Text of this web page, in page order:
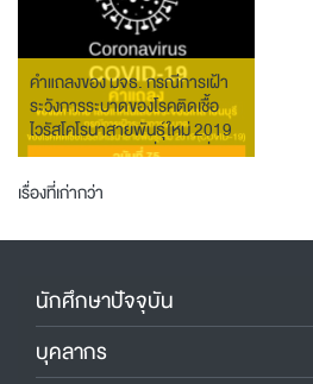
คำแถลงของ มจธ. กรณีการเฝ้า
ระวังการระบาดของโรคติดเชื้อ
ไวรัสโคโรนาสายพันธุ์ใหม่ 2019
(COVID-19) ฉบับที่ 75 วันที่ 30
กรกฎาคม 2564
เมนู
เรื่อง
เรื่องที่เก่ากว่า
นักศึกษาปัจจุบัน
บุคลากร